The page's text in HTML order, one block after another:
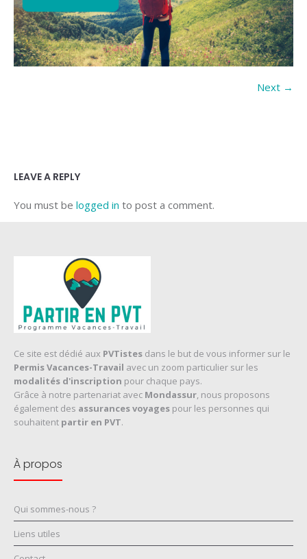
Next →
LEAVE A REPLY
You must be logged in to post a comment.
Ce site est dédié aux PVTistes dans le but de vous informer sur le
Permis Vacances-Travail avec un zoom particulier sur les
modalités d'inscription pour chaque pays.
Grâce à notre partenariat avec Mondassur, nous proposons
également des assurances voyages pour les personnes qui
souhaitent partir en PVT.
À propos
Qui sommes-nous ?
Liens utiles